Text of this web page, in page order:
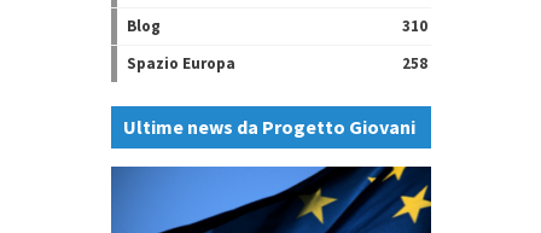
Blog
310
Spazio Europa
258
Ultime news da Progetto Giovani